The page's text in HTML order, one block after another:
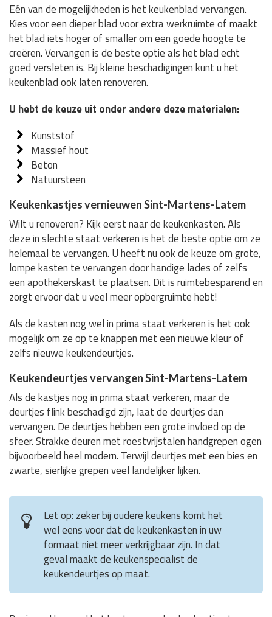
Eén van de mogelijkheden is het keukenblad vervangen.
Kies voor een dieper blad voor extra werkruimte of maakt
het blad iets hoger of smaller om een goede hoogte te
creëren. Vervangen is de beste optie als het blad echt
goed versleten is. Bij kleine beschadigingen kunt u het
keukenblad ook laten renoveren.
U hebt de keuze uit onder andere deze materialen:
Kunststof
Massief hout
Beton
Natuursteen
Keukenkastjes vernieuwen Sint-Martens-Latem
Wilt u renoveren? Kijk eerst naar de keukenkasten. Als
deze in slechte staat verkeren is het de beste optie om ze
helemaal te vervangen. U heeft nu ook de keuze om grote,
lompe kasten te vervangen door handige lades of zelfs
een apothekerskast te plaatsen. Dit is ruimtebesparend en
zorgt ervoor dat u veel meer opbergruimte hebt!
Als de kasten nog wel in prima staat verkeren is het ook
mogelijk om ze op te knappen met een nieuwe kleur of
zelfs nieuwe keukendeurtjes.
Keukendeurtjes vervangen Sint-Martens-Latem
Als de kastjes nog in prima staat verkeren, maar de
deurtjes flink beschadigd zijn, laat de deurtjes dan
vervangen. De deurtjes hebben een grote invloed op de
sfeer. Strakke deuren met roestvrijstalen handgrepen ogen
bijvoorbeeld heel modern. Terwijl deurtjes met een bies en
zwarte, sierlijke grepen veel landelijker lijken.
Let op: zeker bij oudere keukens komt het
wel eens voor dat de keukenkasten in uw
formaat niet meer verkrijgbaar zijn. In dat
geval maakt de keukenspecialist de
keukendeurtjes op maat.